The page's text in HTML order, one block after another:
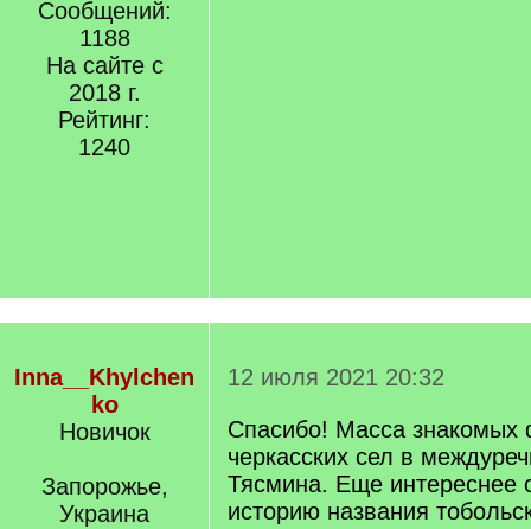
Сообщений:
1188
На сайте с
2018 г.
Рейтинг:
1240
Inna__Khylchen
ko
Новичок
Запорожье,
Украина
12 июля 2021 20:32
Спасибо! Масса знакомых
черкасских сел в
Тясмина. Еще интереснее
историю названия